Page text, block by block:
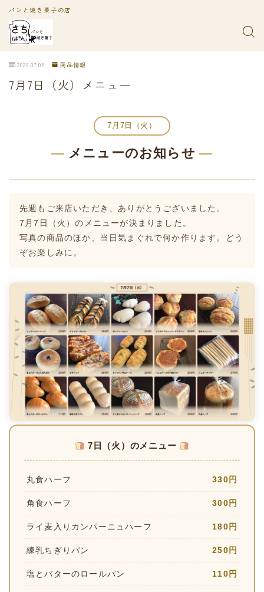
パンと焼き菓子の店
2026.07.05 商品情報
7月7日（火）メニュー
7月7日（火）
— メニューのお知らせ —
先週もご来店いただき、ありがとうございました。
7月7日（火）のメニューが決まりました。
写真の商品のほか、当日気まぐれで何か作ります。どう
ぞお楽しみに。
7日（火）のメニュー
丸食ハーフ 330円
角食ハーフ 300円
ライ麦入りカンパーニュハーフ 180円
練乳ちぎりパン 250円
塩とバターのロールパン 110円